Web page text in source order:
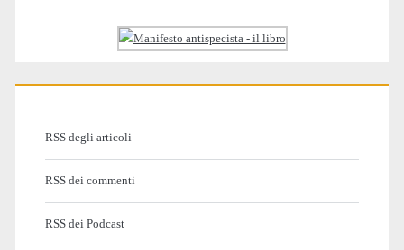
RSS degli articoli
RSS dei commenti
RSS dei Podcast